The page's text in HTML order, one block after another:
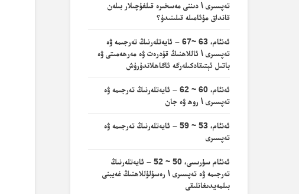
تەپسىرى \ دىننى مەسخىرە قىلغۇچىلار بىلەن
قانداق مۇئامىلە قىلىنىدۇ؟
ئەنئام، 63 ~67 – ئايەتلەرنىڭ تەرجىمە ۋە
تەپسىرى \ ئاللاھنىڭ قۇدرەت ۋە مەرھەمىتى ۋە
باتىل ئېتىقادكىلەرگە ئاگاھلاندۇرۇش
ئەنئام، 60 ~ 62 – ئايەتلەرنىڭ تەرجىمە ۋە
تەپسىرى \ روھ ۋە جان
ئەنئام، 53 ~ 59 – ئايەتلەرنىڭ تەرجىمە ۋە
تەپسىرى
ئەنئام سۈرىسى، 50 ~ 52 – ئايەتلەرنىڭ
تەرجىمە ۋە تەپسىرى \ رەسۇلۇللاھنىڭ غەيبنى
بىلمەيدىغانلىقى